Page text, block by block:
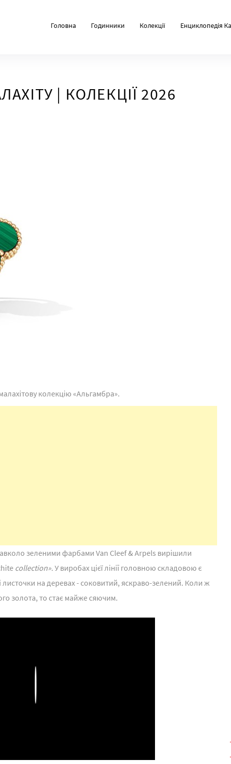
Головна Годинники Колекції Енциклопедія
| КОЛЕКЦІЇ 2026
колекцію «Альгамбра».
зеленими фарбами Van Cleef & Arpels вирішили
collection». У виробах цієї лінії головною складовою є
на деревах - соковитий, яскраво-зелений. Коли ж
золота, то стає майже сяючим.